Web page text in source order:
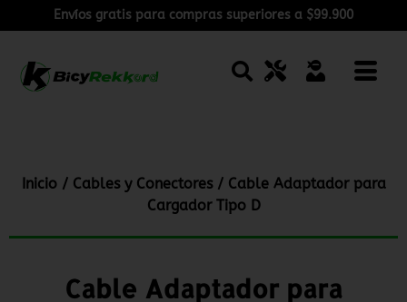
Envíos gratis para compras superiores a $99.900
Inicio/ Cables y Conectores/ Cable Adaptador para
Cargador Tipo D
Cable Adaptador para